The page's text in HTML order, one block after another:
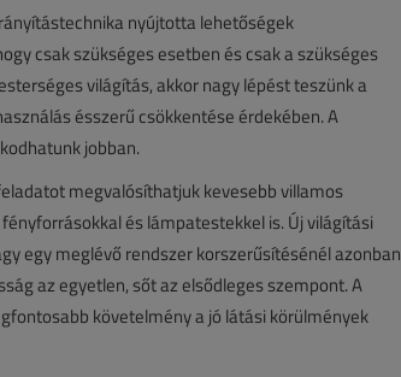
nyújtotta lehetőségek
csak szükséges esetben és csak a szükséges
világítás, akkor nagy lépést teszünk a
ésszerű csökkentése érdekében. A
jobban.
megvalósíthatjuk kevesebb villamos
és lámpatestekkel is. Új világítási
egy meglévő rendszer korszerűsítésénél azonban
az egyetlen, sőt az elsődleges szempont. A
követelmény a jó látási körülmények